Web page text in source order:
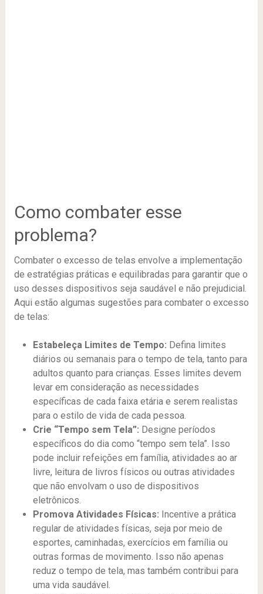
Como combater esse
problema?
Combater o excesso de telas envolve a implementação
de estratégias práticas e equilibradas para garantir que o
uso desses dispositivos seja saudável e não prejudicial.
Aqui estão algumas sugestões para combater o excesso
de telas:
Estabeleça Limites de Tempo: Defina limites
diários ou semanais para o tempo de tela, tanto para
adultos quanto para crianças. Esses limites devem
levar em consideração as necessidades
específicas de cada faixa etária e serem realistas
para o estilo de vida de cada pessoa.
Crie “Tempo sem Tela”: Designe períodos
específicos do dia como “tempo sem tela”. Isso
pode incluir refeições em família, atividades ao ar
livre, leitura de livros físicos ou outras atividades
que não envolvam o uso de dispositivos
eletrônicos.
Promova Atividades Físicas: Incentive a prática
regular de atividades físicas, seja por meio de
esportes, caminhadas, exercícios em família ou
outras formas de movimento. Isso não apenas
reduz o tempo de tela, mas também contribui para
uma vida saudável.